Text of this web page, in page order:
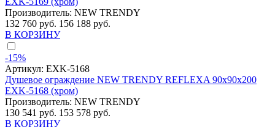
Производитель: NEW TRENDY
132 760 руб. 156 188 руб.
В КОРЗИНУ
-15%
Артикул: EXK-5168
Душевое ограждение NEW TRENDY REFLEXA 90x90x200
EXK-5168 (хром)
Производитель: NEW TRENDY
130 541 руб. 153 578 руб.
В КОРЗИНУ